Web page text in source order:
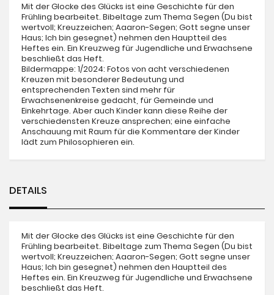
Mit der Glocke des Glücks ist eine Geschichte für den
Frühling bearbeitet. Bibeltage zum Thema Segen (Du bist
wertvoll; Kreuzzeichen; Aaaron-Segen; Gott segne unser
Haus; Ich bin gesegnet) nehmen den Hauptteil des
Heftes ein. Ein Kreuzweg für Jugendliche und Erwachsene
beschließt das Heft.
Bildermappe: 1/2024: Fotos von acht verschiedenen
Kreuzen mit besonderer Bedeutung und
entsprechenden Texten sind mehr für
Erwachsenenkreise gedacht, für Gemeinde und
Einkehrtage. Aber auch Kinder kann diese Reihe der
verschiedensten Kreuze ansprechen; eine einfache
Anschauung mit Raum für die Kommentare der Kinder
lädt zum Philosophieren ein.
DETAILS
Mit der Glocke des Glücks ist eine Geschichte für den
Frühling bearbeitet. Bibeltage zum Thema Segen (Du bist
wertvoll; Kreuzzeichen; Aaaron-Segen; Gott segne unser
Haus; Ich bin gesegnet) nehmen den Hauptteil des
Heftes ein. Ein Kreuzweg für Jugendliche und Erwachsene
beschließt das Heft.